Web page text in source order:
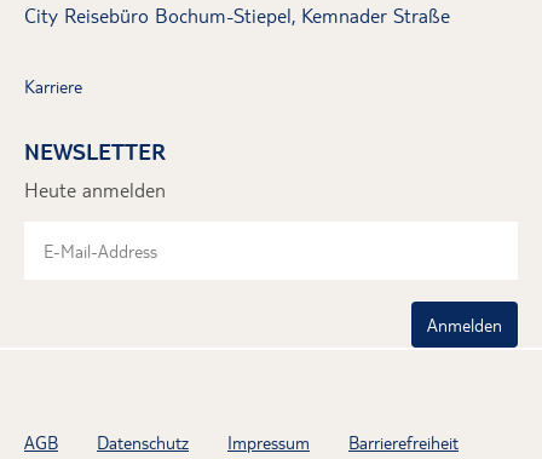
City Reisebüro Bochum-Stiepel, Kemnader Straße
Karriere
NEWSLETTER
Heute anmelden
Anmelden
AGB Datenschutz Impressum Barrierefreiheit